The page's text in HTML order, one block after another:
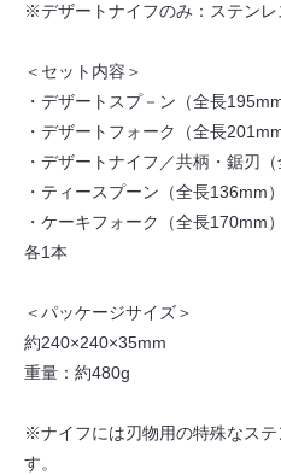
※デザートナイフのみ：ステンレ
＜セット内容＞
・デザートスプ－ン（全長195mm
・デザートフォーク（全長201mm
・デザートナイフ／共柄・鋸刃（
・ティースプーン（全長136mm）
・ケーキフォーク（全長170mm）
各1本
＜パッケージサイズ＞
約240×240×35mm
重量：約480g
※ナイフには刃物用の特殊なス
す。